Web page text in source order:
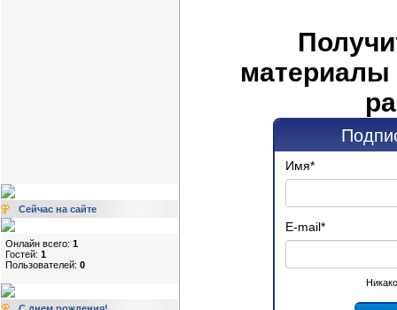
Сейчас на сайте
Онлайн всего: 1
Гостей: 1
Пользователей: 0
материалы
Имя*
E-mail*